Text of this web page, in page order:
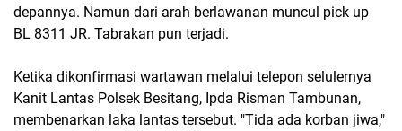
depannya. Namun dari arah berlawanan muncul pick up
BL 8311 JR. Tabrakan pun terjadi.
Ketika dikonfirmasi wartawan melalui telepon selulernya
Kanit Lantas Polsek Besitang, Ipda Risman Tambunan,
membenarkan laka lantas tersebut. "Tida ada korban jiwa,"